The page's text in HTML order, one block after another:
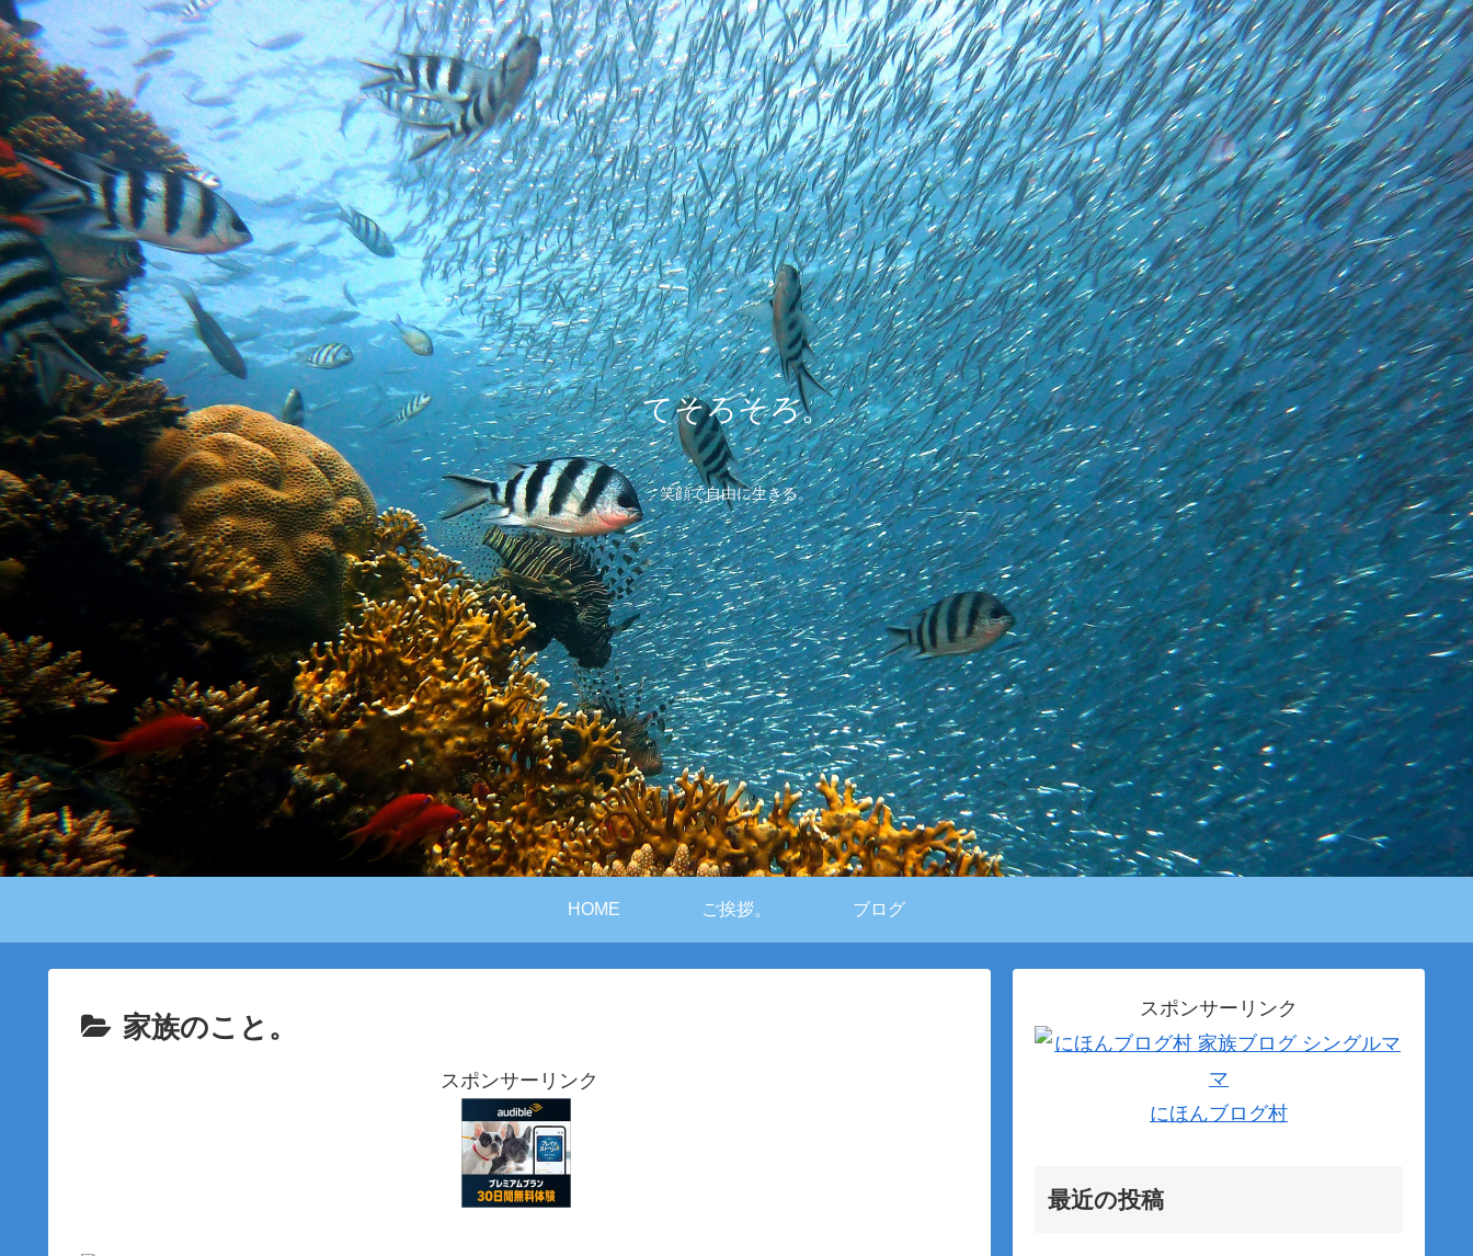
てそろそろ。
笑顔で自由に生きる。
HOME ご挨拶。 ブログ
家族のこと。
スポンサーリンク
スポンサーリンク
にほんブログ村
最近の投稿